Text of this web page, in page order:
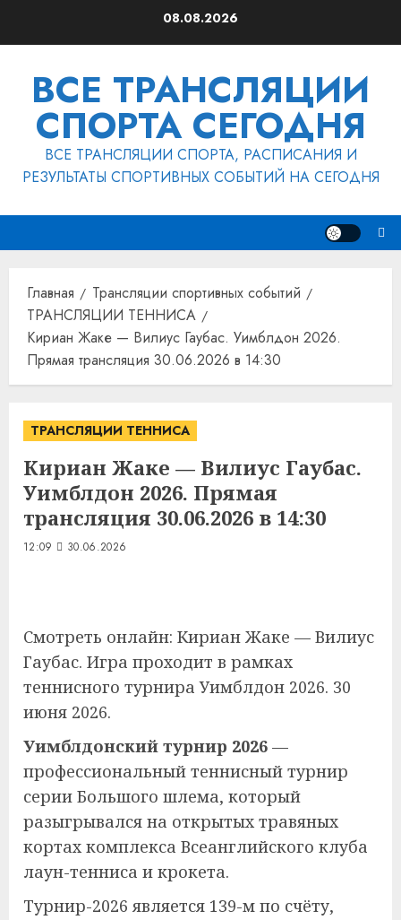
08.08.2026
ВСЕ ТРАНСЛЯЦИИ
СПОРТА СЕГОДНЯ
ВСЕ ТРАНСЛЯЦИИ СПОРТА, РАСПИСАНИЯ И
РЕЗУЛЬТАТЫ СПОРТИВНЫХ СОБЫТИЙ НА СЕГОДНЯ
Главная
Трансляции спортивных событий
ТРАНСЛЯЦИИ ТЕННИСА
Кириан Жаке — Вилиус Гаубас. Уимблдон 2026.
Прямая трансляция 30.06.2026 в 14:30
ТРАНСЛЯЦИИ ТЕННИСА
Кириан Жаке — Вилиус Гаубас.
Уимблдон 2026. Прямая
трансляция 30.06.2026 в 14:30
12:09 30.06.2026
Смотреть онлайн: Кириан Жаке — Вилиус
Гаубас. Игра проходит в рамках
теннисного турнира Уимблдон 2026. 30
июня 2026.
Уимблдонский турнир 2026 —
профессиональный теннисный турнир
серии Большого шлема, который
разыгрывался на открытых травяных
кортах комплекса Всеанглийского клуба
лаун-тенниса и крокета.
Турнир-2026 является 139-м по счёту,